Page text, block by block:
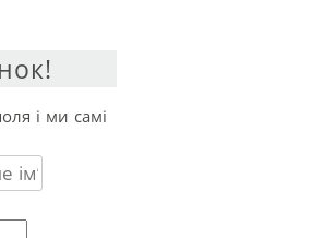
і ми самі